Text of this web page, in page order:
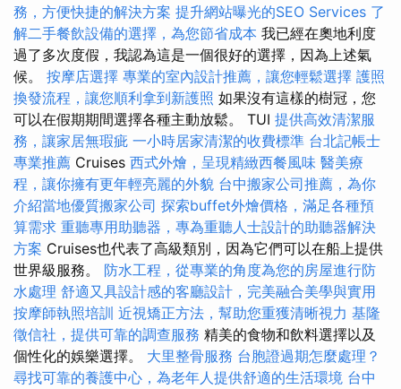
務，方便快捷的解決方案 提升網站曝光的SEO Services 了
解二手餐飲設備的選擇，為您節省成本 我已經在奧地利度
過了多次度假，我認為這是一個很好的選擇，因為上述氣
候。 按摩店選擇 專業的室內設計推薦，讓您輕鬆選擇 護照
換發流程，讓您順利拿到新護照 如果沒有這樣的樹冠，您
可以在假期期間選擇各種主動放鬆。 TUI 提供高效清潔服
務，讓家居無瑕疵 一小時居家清潔的收費標準 台北記帳士
專業推薦 Cruises 西式外燴，呈現精緻西餐風味 醫美療
程，讓你擁有更年輕亮麗的外貌 台中搬家公司推薦，為你
介紹當地優質搬家公司 探索buffet外燴價格，滿足各種預
算需求 重聽專用助聽器，專為重聽人士設計的助聽器解決
方案 Cruises也代表了高級類別，因為它們可以在船上提供
世界級服務。 防水工程，從專業的角度為您的房屋進行防
水處理 舒適又具設計感的客廳設計，完美融合美學與實用
按摩師執照培訓 近視矯正方法，幫助您重獲清晰視力 基隆
徵信社，提供可靠的調查服務 精美的食物和飲料選擇以及
個性化的娛樂選擇。 大里整骨服務 台胞證過期怎麼處理？
尋找可靠的養護中心，為老年人提供舒適的生活環境 台中